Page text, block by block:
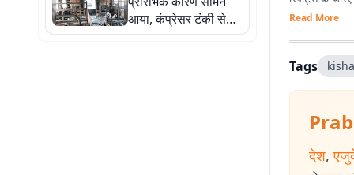
आया, कंप्रेसर टंकी से
शुरू हुई थी आग
Read More
Tags
देश,